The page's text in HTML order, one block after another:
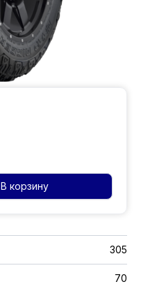
305
70
В корзину